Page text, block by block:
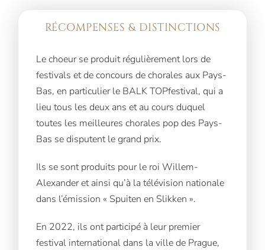
RÉCOMPENSES & DISTINCTIONS
Le choeur se produit régulièrement lors de
festivals et de concours de chorales aux Pays-
Bas, en particulier le BALK TOPfestival, qui a
lieu tous les deux ans et au cours duquel
toutes les meilleures chorales pop des Pays-
Bas se disputent le grand prix.
Ils se sont produits pour le roi Willem-
Alexander et ainsi qu’à la télévision nationale
dans l’émission « Spuiten en Slikken ».
En 2022, ils ont participé à leur premier
festival international dans la ville de Prague,